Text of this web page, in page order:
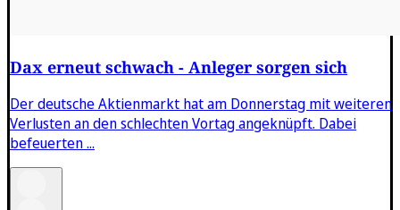
Dax erneut schwach - Anleger sorgen sich
Der deutsche Aktienmarkt hat am Donnerstag mit weiteren
Verlusten an den schlechten Vortag angeknüpft. Dabei
befeuerten ...